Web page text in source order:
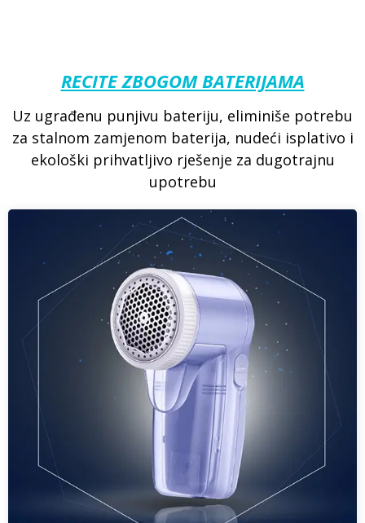
RECITE ZBOGOM BATERIJAMA
Uz ugrađenu punjivu bateriju, eliminiše potrebu
za stalnom zamjenom baterija, nudeći isplativo i
ekološki prihvatljivo rješenje za dugotrajnu
upotrebu